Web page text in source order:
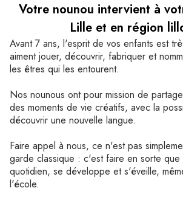
Votre nounou intervient à
Lille et en région
Avant 7 ans, l'esprit de vos enfants est
aiment jouer, découvrir, fabriquer et
les êtres qui les entourent.
Nos nounous ont pour mission de
des moments de vie créatifs, avec la
découvrir une nouvelle langue.
Faire appel à nous, ce n'est pas
garde classique : c'est faire en sorte que
quotidien, se développe et s'éveille,
l'école.